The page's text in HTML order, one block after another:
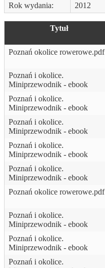
Rok wydania:
2012
Tytuł
Poznań okolice rowerowe.pdf
Poznań i okolice.
Miniprzewodnik - ebook
Poznań i okolice.
Miniprzewodnik - ebook
Poznań i okolice.
Miniprzewodnik - ebook
Poznań i okolice.
Miniprzewodnik - ebook
Poznań i okolice.
Miniprzewodnik - ebook
Poznań okolice rowerowe.pdf
Poznań i okolice.
Miniprzewodnik - ebook
Poznań i okolice.
Miniprzewodnik - ebook
Poznań i okolice.